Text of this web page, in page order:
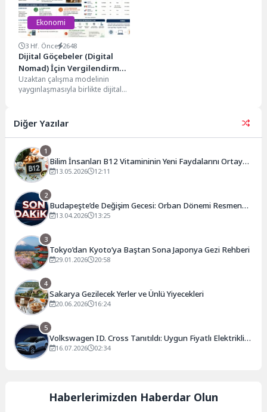
Ekonomi
3 Hf. Önce 2648
Dijital Göçebeler (Digital
Nomad) İçin Vergilendirme
ve En Uygun Vergili Ülkeler
Uzaktan çalışma modelinin
yaygınlaşmasıyla birlikte dijital
yaşam...
Diğer Yazılar
1
Bilim İnsanları B12 Vitamininin Yeni Faydalarını Ortaya
Çıkardı
13.05.2026 12:11
2
Budapeşte’de Değişim Gecesi: Orban Dönemi Resmen
Kapandı
13.04.2026 13:25
3
Tokyo’dan Kyoto’ya Baştan Sona Japonya Gezi Rehberi
29.01.2026 20:58
4
Sakarya Gezilecek Yerler ve Ünlü Yiyecekleri
20.06.2026 16:24
5
Volkswagen ID. Cross Tanıtıldı: Uygun Fiyatlı Elektrikli
SUV 427 Km Menzil ve 28 Bin Euro Başlangıç Fiyatıyla
16.07.2026 02:34
Haberlerimizden Haberdar Olun